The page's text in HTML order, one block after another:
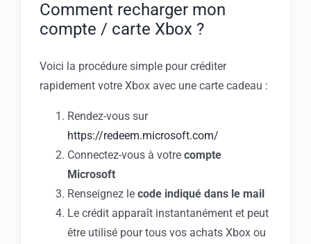
Comment recharger mon
compte / carte Xbox ?
Voici la procédure simple pour créditer
rapidement votre Xbox avec une carte cadeau :
Rendez-vous sur
https://redeem.microsoft.com/
Connectez-vous à votrecompte
Microsoft
Renseignez lecode indiqué dans le mail
Le crédit apparaît instantanément et peut
être utilisé pour tous vos achats Xbox ou